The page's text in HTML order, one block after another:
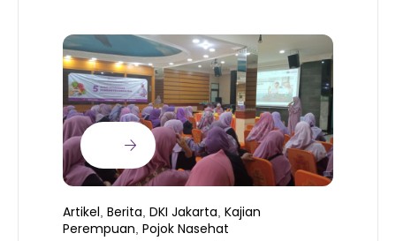
Artikel Berita DKI Jakarta Kajian
Perempuan Pojok Nasehat